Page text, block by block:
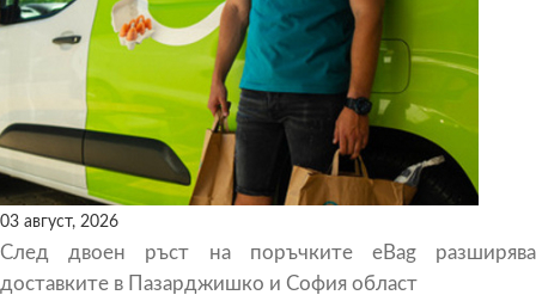
03 август, 2026
След двоен ръст на поръчките eBag разширява
доставките в Пазарджишко и София област